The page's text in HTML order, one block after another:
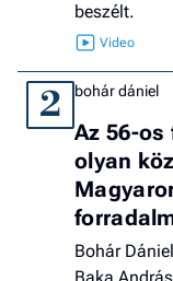
beszélt.
2 bohár dániel
Az 56-
olyan
Bohár